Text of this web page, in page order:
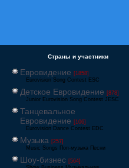
Страны и участники
Евровидение [1858]
Eurovision Song Contest ESC
Детское Евровидение [878]
Junior Eurovision Song Contest JESC
Танцевальное
Евровидение [106]
Eurovision Dance Contest EDC
Музыка [257]
Music Songs Поп-музыка Песни
Шоу-бизнес [564]